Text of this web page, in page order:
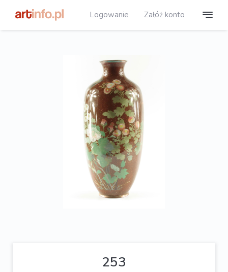
Logowanie Załóż konto
253